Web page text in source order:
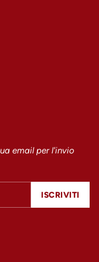
email per l'invio
ISCRIVITI